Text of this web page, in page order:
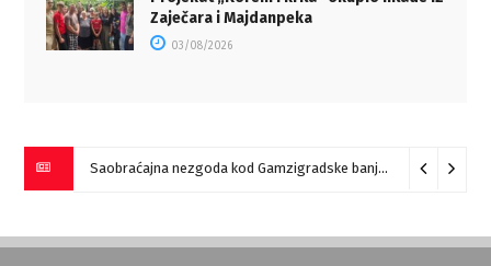
Zaječara i Majdanpeka
03/08/2026
Saobraćajna nezgoda kod Gamzigradske banje 05/08/2026